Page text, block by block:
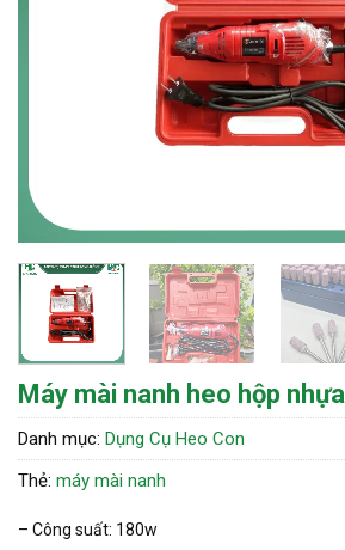
Máy mài nanh heo hộp nhựa
Danh mục: Dụng Cụ Heo Con
Thẻ: máy mài nanh
– Công suất: 180w